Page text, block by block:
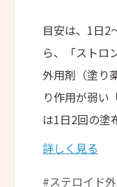
目安は、1日2
ら、「ストロ
外用剤（塗り
り作用が弱い
は1日2回の塗
ます。
詳しく見る
#ステロイド外